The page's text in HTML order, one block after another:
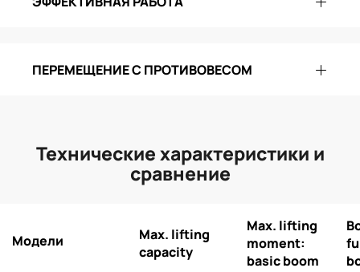
ПЕРЕМЕЩЕНИЕ С ПРОТИВОВЕСОМ
Технические характеристики и
сравнение
Модели
Max. lifting
capacity
Max. lifting
moment:
basic boom